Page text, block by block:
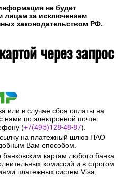
не будет
лицам за исключением
законодательством РФ.
через запрос
или в случае сбоя оплаты на
нами по электронной почте
(+7(495)128-48-87).
на платежный шлюз ПАО
Вам способом.
картам любого банка
комиссий и в строгом
платежных систем Visa,